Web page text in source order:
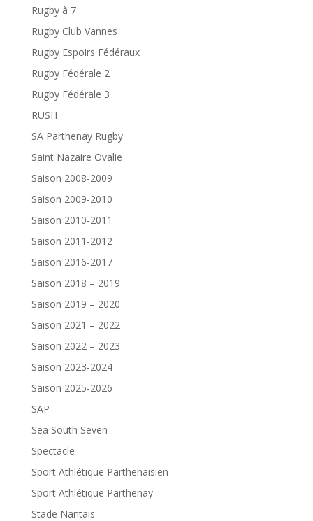
Rugby à 7
Rugby Club Vannes
Rugby Espoirs Fédéraux
Rugby Fédérale 2
Rugby Fédérale 3
RUSH
SA Parthenay Rugby
Saint Nazaire Ovalie
Saison 2008-2009
Saison 2009-2010
Saison 2010-2011
Saison 2011-2012
Saison 2016-2017
Saison 2018 – 2019
Saison 2019 – 2020
Saison 2021 – 2022
Saison 2022 – 2023
Saison 2023-2024
Saison 2025-2026
SAP
Sea South Seven
Spectacle
Sport Athlétique Parthenaisien
Sport Athlétique Parthenay
Stade Nantais